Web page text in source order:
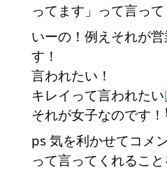
ってます」って言っ
いーの！例えそれが
す！
言われたい！
キレイって言われたい
それが女子なのです！
ps 気を利かせてコメ
って言ってくれるこ